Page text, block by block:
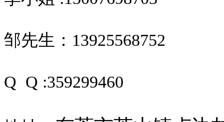
邹先生：13925568752
Q Q :359299460